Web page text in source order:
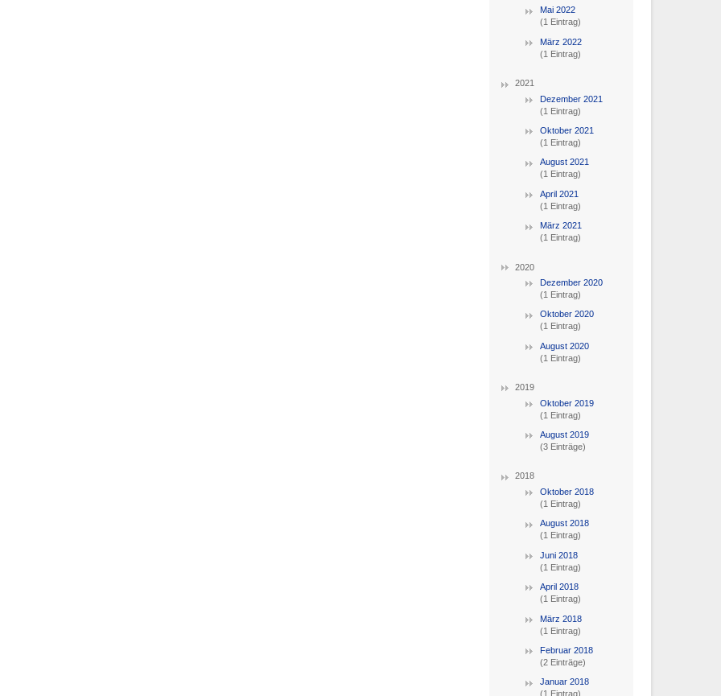
Mai 2022
(1 Eintrag)
März 2022
(1 Eintrag)
2021
Dezember 2021
(1 Eintrag)
Oktober 2021
(1 Eintrag)
August 2021
(1 Eintrag)
April 2021
(1 Eintrag)
März 2021
(1 Eintrag)
2020
Dezember 2020
(1 Eintrag)
Oktober 2020
(1 Eintrag)
August 2020
(1 Eintrag)
2019
Oktober 2019
(1 Eintrag)
August 2019
(3 Einträge)
2018
Oktober 2018
(1 Eintrag)
August 2018
(1 Eintrag)
Juni 2018
(1 Eintrag)
April 2018
(1 Eintrag)
März 2018
(1 Eintrag)
Februar 2018
(2 Einträge)
Januar 2018
(1 Eintrag)